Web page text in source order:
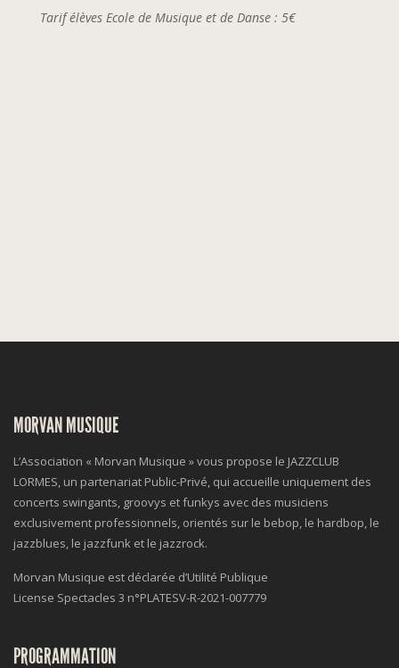
Tarif élèves Ecole de Musique et de Danse : 5€
MORVAN MUSIQUE
L’Association « Morvan Musique » vous propose le JAZZCLUB
LORMES, un partenariat Public-Privé, qui accueille uniquement des
concerts swingants, groovys et funkys avec des musiciens
exclusivement professionnels, orientés sur le bebop, le hardbop, le
jazzblues, le jazzfunk et le jazzrock.
Morvan Musique est déclarée d’Utilité Publique
License Spectacles 3 n°PLATESV-R-2021-007779
PROGRAMMATION